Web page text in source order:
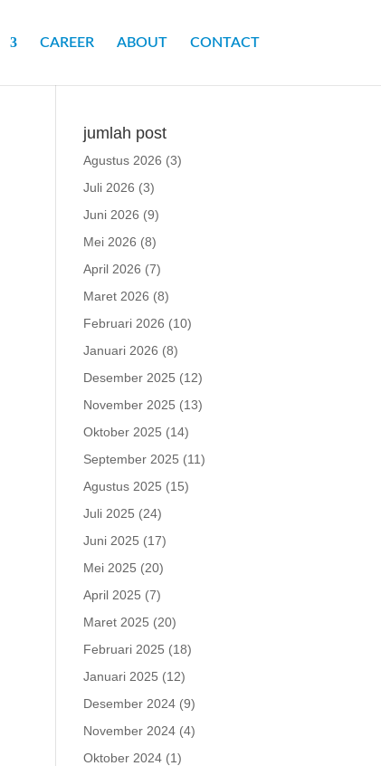
CAREER ABOUT CONTACT
jumlah post
Agustus 2026 (3)
Juli 2026 (3)
Juni 2026 (9)
Mei 2026 (8)
April 2026 (7)
Maret 2026 (8)
Februari 2026 (10)
Januari 2026 (8)
Desember 2025 (12)
November 2025 (13)
Oktober 2025 (14)
September 2025 (11)
Agustus 2025 (15)
Juli 2025 (24)
Juni 2025 (17)
Mei 2025 (20)
April 2025 (7)
Maret 2025 (20)
Februari 2025 (18)
Januari 2025 (12)
Desember 2024 (9)
November 2024 (4)
Oktober 2024 (1)